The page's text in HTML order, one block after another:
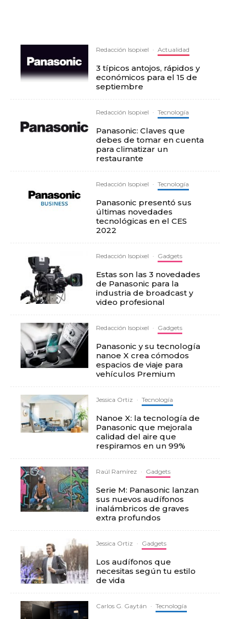
Redacción Isopixel · Actualidad
3 típicos antojos, rápidos y
económicos para el 15 de
septiembre
Redacción Isopixel · Tecnología
Panasonic: Claves que
debes de tomar en cuenta
para climatizar un
restaurante
Redacción Isopixel · Tecnología
Panasonic presentó sus
últimas novedades
tecnológicas en el CES
2022
Redacción Isopixel · Gadgets
Estas son las 3 novedades
de Panasonic para la
industria de broadcast y
video profesional
Redacción Isopixel · Gadgets
Panasonic y su tecnología
nanoe X crea cómodos
espacios de viaje para
vehículos Premium
Jessica Ortiz · Tecnología
Nanoe X: la tecnología de
Panasonic que mejorala
calidad del aire que
respiramos en un 99%
Raúl Ramírez · Gadgets
Serie M: Panasonic lanzan
sus nuevos audífonos
inalámbricos de graves
extra profundos
Jessica Ortiz · Gadgets
Los audífonos que
necesitas según tu estilo
de vida
Carlos G. Gaytán · Tecnología